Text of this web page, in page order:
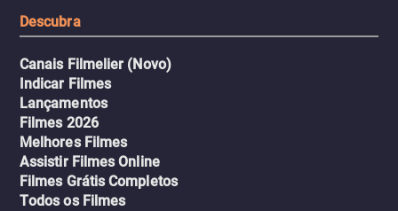
Descubra
Canais Filmelier (Novo)
Indicar Filmes
Lançamentos
Filmes 2026
Melhores Filmes
Assistir Filmes Online
Filmes Grátis Completos
Todos os Filmes